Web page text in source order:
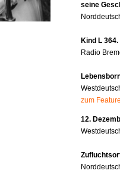
seine
Kind L
Radio
zum
12.